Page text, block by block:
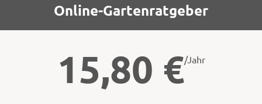
Online-Gartenratgeber
15,80 €/Jahr